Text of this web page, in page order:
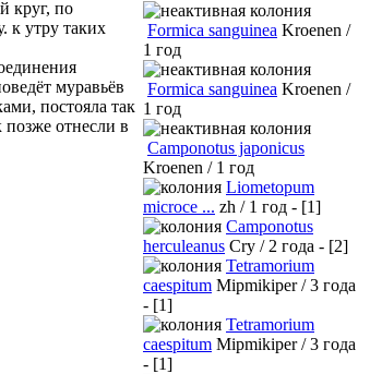
круг, по
к утру таких
муравьёв
постояла так
отнесли в
Formica sanguinea Kroenen /
1 год
Formica sanguinea Kroenen /
1 год
Camponotus japonicus
Kroenen / 1 год
Liometopum
microce ... zh / 1 год - [1]
Camponotus
herculeanus Cry / 2 года - [2]
Tetramorium
caespitum Mipmikiper / 3 года
- [1]
Tetramorium
caespitum Mipmikiper / 3 года
- [1]